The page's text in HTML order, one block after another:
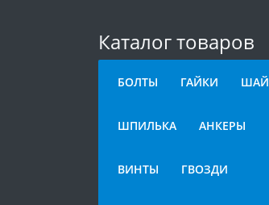
Каталог товаров
БОЛТЫ ГАЙКИ
ШПИЛЬКА АНКЕРЫ
ВИНТЫ ГВОЗДИ